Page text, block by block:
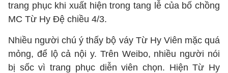
trang phục khi xuất hiện trong tang lễ của bố chồng
MC Từ Hy Đệ chiều 4/3.
Nhiều người chú ý thấy bộ váy Từ Hy Viên mặc quá
mỏng, để lộ cả nội y. Trên Weibo, nhiều người nói
bị sốc vì trang phục diễn viên chọn. Hiện Từ Hy